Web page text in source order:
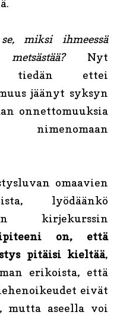
miksi ihmeessä
Nyt
tiedän ettei
jäänyt syksyn
onnettomuuksia
omaavien
lyödäänkö
kirjekurssin
on, että
pitäisi kieltää,
erikoista, että
eivät
mutta aseella voi